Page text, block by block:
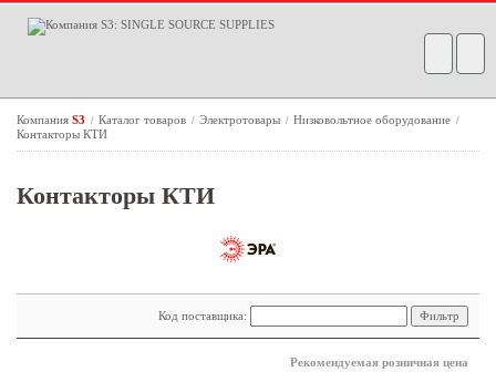
Компания S3 / Каталог товаров / Электротовары / Низковольтное оборудование /
Контакторы КТИ
Контакторы КТИ
Код поставщика:
Рекомендуемая розничная цена